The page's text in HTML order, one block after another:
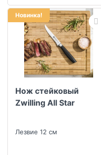
Новинка!
Нож стейковый
Zwilling All Star
Лезвие 12 см